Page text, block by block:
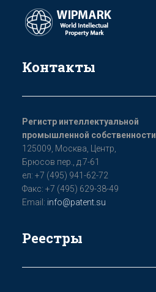
Контакты
Регистр интеллектуальной
промышленной собственности
125009, Мoсква, Цeнтр,
Бpюсoв пер., д.7-61
ел: +7 (495) 941-62-72
Факс: +7 (495) 629-38-49
Email: info@patent.su
Реестры